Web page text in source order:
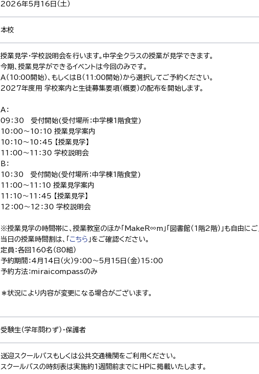
2026年5月16日（土）
本校
授業見学・学校説明会を行います。中学全クラスの授業が見学できます。
今期、授業見学ができるイベントは今回のみです。
Ａ（10:00開始）、もしくはＢ（11:00開始）から選択してご予約ください。
2027年度用 学校案内と生徒募集要項（概要）の配布を開始します。
A：
09：30 受付開始(受付場所：中学棟1階食堂)
10：00～10：10 授業見学案内
10：10～10：45 【授業見学】
11：00～11：30 学校説明会
B：
10：30 受付開始(受付場所：中学棟1階食堂)
11：00～11：10 授業見学案内
11：10～11：45 【授業見学】
12：00～12：30 学校説明会
※授業見学の時間帯に、授業教室のほか「MakeR∞m」「図書館（1階2階）」も自由にご
当日の授業時間割は、「 こちら 」をご確認ください。
定員：各回160名（80組）
予約期間：4月14日（火）9：00～5月15日（金）15：00
予約方法：miraicompassのみ
＊状況により内容が変更になる場合がございます。
受験生（学年問わず）・保護者
送迎スクールバスもしくは公共交通機関をご利用ください。
スクールバスの時刻表は実施約1週間前までにHPに掲載いたします。